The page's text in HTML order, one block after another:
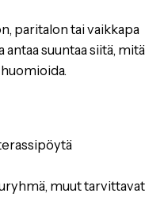
paritalon tai vaikkapa
suuntaa siitä, mitä
muut tarvittavat